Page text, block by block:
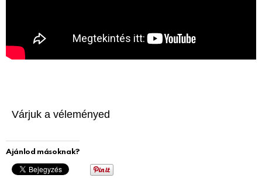
Várjuk a véleményed
Ajánlod másoknak?